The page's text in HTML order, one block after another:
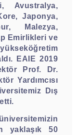
Avustralya,
Japonya,
Malezya,
Emirlikleri ve
EAIE 2019
Prof. Dr.
Yardımcısı
Dış
yaklaşık 50